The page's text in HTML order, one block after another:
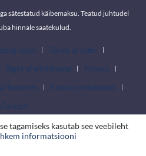
sätestatud käibemaksu. Teatud juhtudel
hinnale saatekulud.
costs
Terms of sales
Right of withdrawal
Privacy
locations
Cookie preferences
Contact
tagamiseks kasutab see veebileht
informatsiooni